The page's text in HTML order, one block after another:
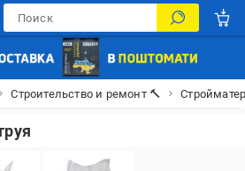
Строительство и ремонт 🔨